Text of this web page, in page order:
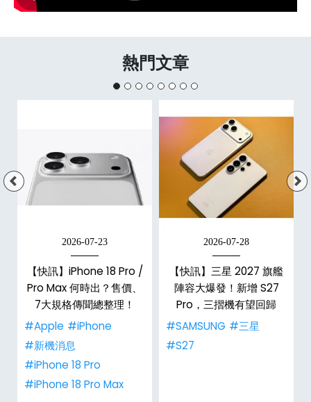
熱門文章
2026-07-23
【快訊】iPhone 18 Pro /
Pro Max 何時出？售價、
7大規格傳聞總整理！
#Apple #iPhone
#新機消息
#iPhone 18 Pro
#iPhone 18 Pro Max
2026-07-28
【快訊】三星 2027 旗艦
陣容大爆發！新增 S27
Pro，三摺機有望回歸
#SAMSUNG #三星
#S27